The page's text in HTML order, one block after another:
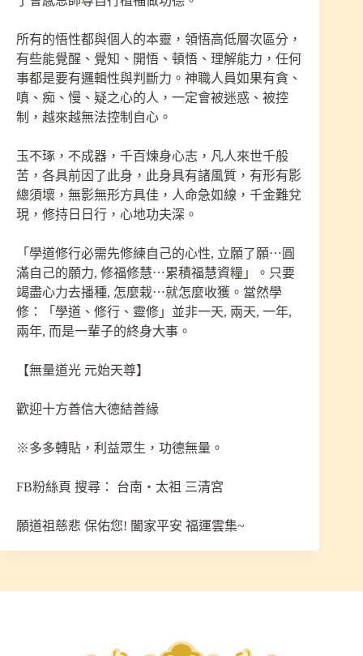
所有的悟性都與個人的本靈，領悟高低層次區分，
有些能覺醒、覺知、開悟、頓悟、理解能力，任何
事都是要有邏輯性與判斷力。神職人員如果有貪、
嗔、痴、慢、疑之心的人，一定會被迷惑、被控
制，越來越無法控制自心。
玉不琢，不成器，千百煉身心志，凡人來世千般
苦，各具前因了此身，此身具有諸風質，有形有影
總須壞，無影無形方具佳，人命急如線，千金難兌
現，修持日日行，心地功夫深。
「學道修行必需先修練自己的心性, 立願了願⋯圓
滿自己的願力, 修福修慧⋯累積福慧資糧」。只要
竭盡心力去播種, 怎麼栽⋯就怎麼收獲。當然學
修：「學道、修行、靈修」並非一天, 兩天, 一年,
兩年, 而是一輩子的終身大事。
【無量道光 元始天尊】
歡迎十方善信大德結善緣
※多多轉貼，利益眾生，功德無量。
FB粉絲頁 搜尋： 台南‧太祖 三清宮
願道祖慈悲 保佑您! 闔家平安 福運雲集~